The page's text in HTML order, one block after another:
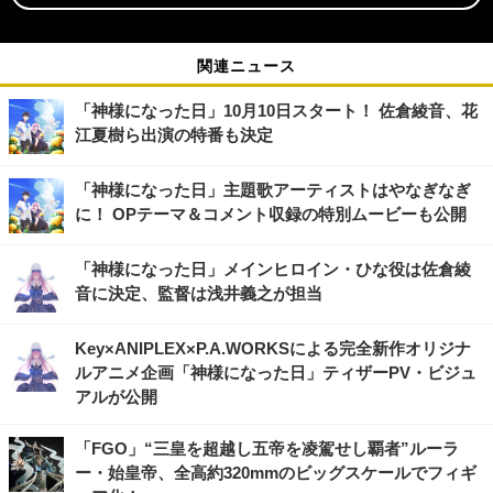
関連ニュース
「神様になった日」10月10日スタート！ 佐倉綾音、花
江夏樹ら出演の特番も決定
「神様になった日」主題歌アーティストはやなぎなぎ
に！ OPテーマ＆コメント収録の特別ムービーも公開
「神様になった日」メインヒロイン・ひな役は佐倉綾
音に決定、監督は浅井義之が担当
Key×ANIPLEX×P.A.WORKSによる完全新作オリジナ
ルアニメ企画「神様になった日」ティザーPV・ビジュ
アルが公開
「FGO」“三皇を超越し五帝を凌駕せし覇者”ルーラ
ー・始皇帝、全高約320mmのビッグスケールでフィギ